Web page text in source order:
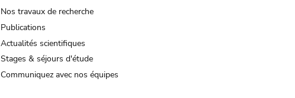
Nos travaux de recherche
Publications
Actualités scientifiques
Stages & séjours d'étude
Communiquez avec nos équipes